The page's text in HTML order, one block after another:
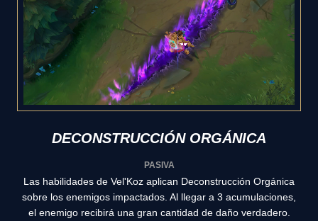
DECONSTRUCCIÓN ORGÁNICA
PASIVA
Las habilidades de Vel'Koz aplican Deconstrucción Orgánica
sobre los enemigos impactados. Al llegar a 3 acumulaciones,
el enemigo recibirá una gran cantidad de daño verdadero.